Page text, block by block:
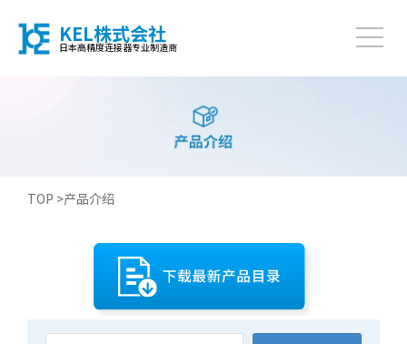
KEL株式会社
日本高精度连接器专业制造商
TOP >产品介绍